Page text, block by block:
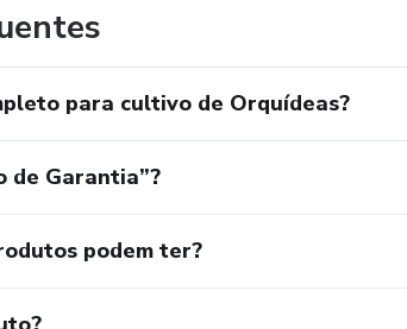
para cultivo de Orquídeas?
de Garantia”?
podem ter?